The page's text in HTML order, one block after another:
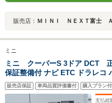
販売店： ＭＩＮＩ ＮＥＸＴ富士 Ａ
ミニ
ミニ クーパーS 3ドア DCT
保証整備付 ナビ ETC ドラレコ バック
レーキ アイドリングストップ
クルコン
販売店保証 車両品質評価書付 購入プラン付
支払総